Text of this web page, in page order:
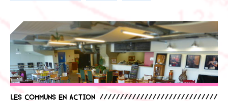
Les communs en action